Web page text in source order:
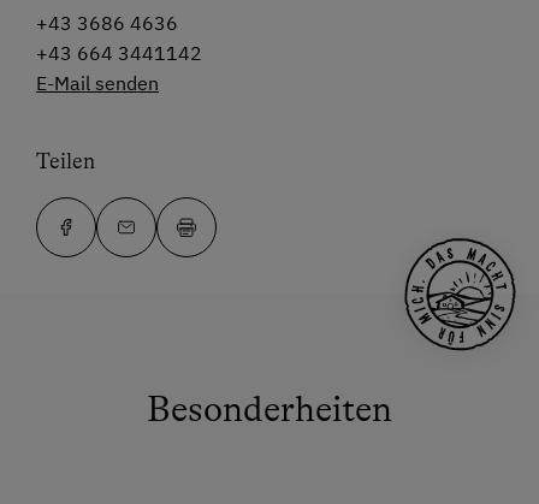
+43 3686 4636
+43 664 3441142
E-Mail senden
Teilen
Besonderheiten